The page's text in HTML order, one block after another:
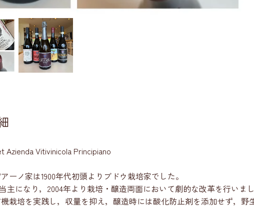
Azienda Vitivinicola Principiano
ーノ家は1900年代初頭よりブドウ栽培家でした。
主になり，2004年より栽培・醸造両面において劇的な改革を行いまし
栽培を実践し，収量を抑え，醸造時には酸化防止剤を添加せず，野